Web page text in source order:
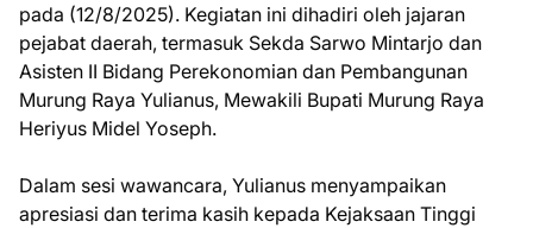
pada (12/8/2025). Kegiatan ini dihadiri oleh jajaran
pejabat daerah, termasuk Sekda Sarwo Mintarjo dan
Asisten II Bidang Perekonomian dan Pembangunan
Murung Raya Yulianus, Mewakili Bupati Murung Raya
Heriyus Midel Yoseph.
Dalam sesi wawancara, Yulianus menyampaikan
apresiasi dan terima kasih kepada Kejaksaan Tinggi